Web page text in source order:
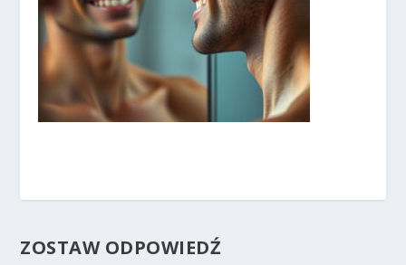
ZOSTAW ODPOWIEDŹ